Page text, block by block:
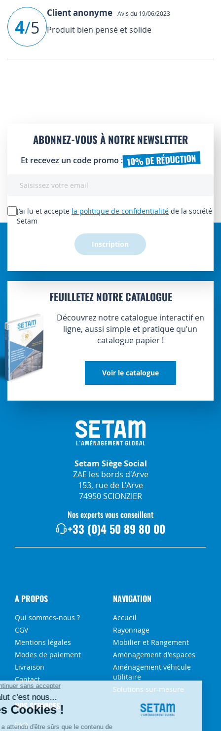
4/5
Client anonyme Avis du 19/06/2023
Produit bien pensé et solide
ABONNEZ-VOUS À NOTRE NEWSLETTER
Et recevez un code promo : 10% DE RÉDUCTION
lettre
d’information
J’ai lu et accepte la politique de confidentialité de la société
Setam
Inscription
FEUILLETEZ NOTRE CATALOGUE
Découvrez notre catalogue interactif en
ligne, aussi simple et pratique qu’un
catalogue papier !
Voir le catalogue
Setam Siège Social
ZAE les bords d'Arve
153, rue de L'Arve
74950 SCIONZIER
Nos experts vous conseillent
+33 (0)4 50 89 80 00
A PROPOS
Qui sommes-nous ?
CGV
Mentions légales
Modes de paiement
Livraison
Contact
NAVIGATION
Accueil
Rayonnage
Mobilier et Rangement
Aménagement d'espaces
Aménagement véhicule
utilitaire
Solutions sur-mesure
NOS SERVICES
FAQ